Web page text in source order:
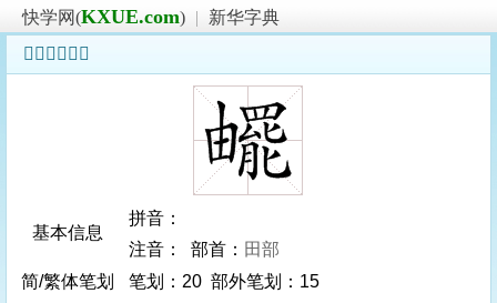
快学网(KXUE.com) |
新华字典
𤳸字基本信息
基本信息
拼音：
注音： 部首： 田部
简/繁体笔划
笔划：20 部外笔划：15